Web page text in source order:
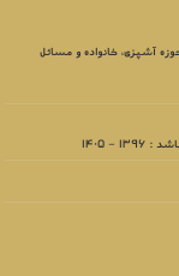
آشپزی، خانواده و مسائل